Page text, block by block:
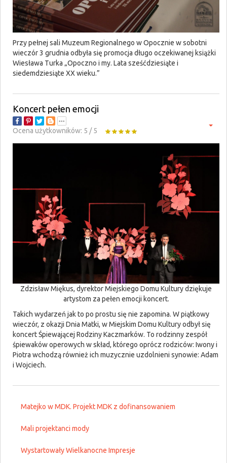
Przy pełnej sali Muzeum Regionalnego w Opocznie w sobotni
wieczór 3 grudnia odbyła się promocja długo oczekiwanej książki
Wiesława Turka „Opoczno i my. Lata sześćdziesiąte i
siedemdziesiąte XX wieku.”
Koncert pełen emocji
Ocena użytkowników: 5 /5
Zdzisław Miękus, dyrektor Miejskiego Domu Kultury dziękuje
artystom za pełen emocji koncert.
Takich wydarzeń jak to po prostu się nie zapomina. W piątkowy
wieczór, z okazji Dnia Matki, w Miejskim Domu Kultury odbył się
koncert Śpiewającej Rodziny Kaczmarków. To rodzinny zespół
śpiewaków operowych w skład, którego oprócz rodziców: Iwony i
Piotra wchodzą również ich muzycznie uzdolnieni synowie: Adam
i Wojciech.
Matejko w MDK. Projekt MDK z dofinansowaniem
Mali projektanci mody
Wystartowały Wielkanocne Impresje